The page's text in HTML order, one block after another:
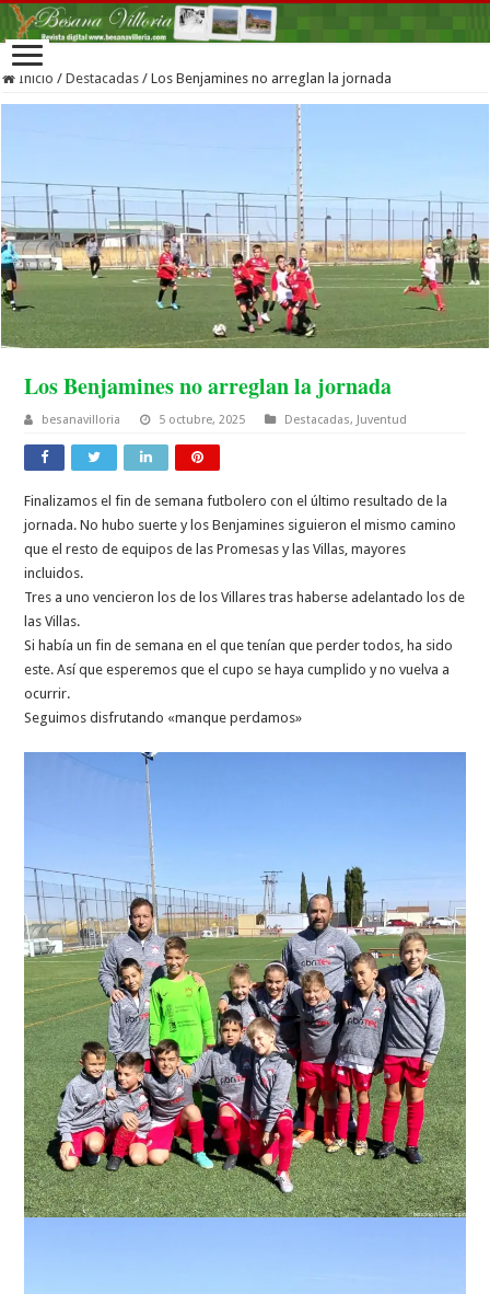
Inicio / Destacadas / Los Benjamines no arreglan la jornada
Los Benjamines no arreglan la jornada
besanavilloria 5 octubre, 2025 Destacadas, Juventud
Finalizamos el fin de semana futbolero con el último resultado de la
jornada. No hubo suerte y los Benjamines siguieron el mismo camino
que el resto de equipos de las Promesas y las Villas, mayores
incluidos.
Tres a uno vencieron los de los Villares tras haberse adelantado los de
las Villas.
Si había un fin de semana en el que tenían que perder todos, ha sido
este. Así que esperemos que el cupo se haya cumplido y no vuelva a
ocurrir.
Seguimos disfrutando «manque perdamos»